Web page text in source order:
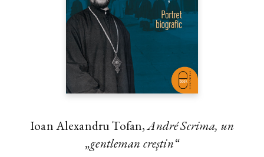
Ioan Alexandru Tofan,André Scrima, un
„gentleman creștin“